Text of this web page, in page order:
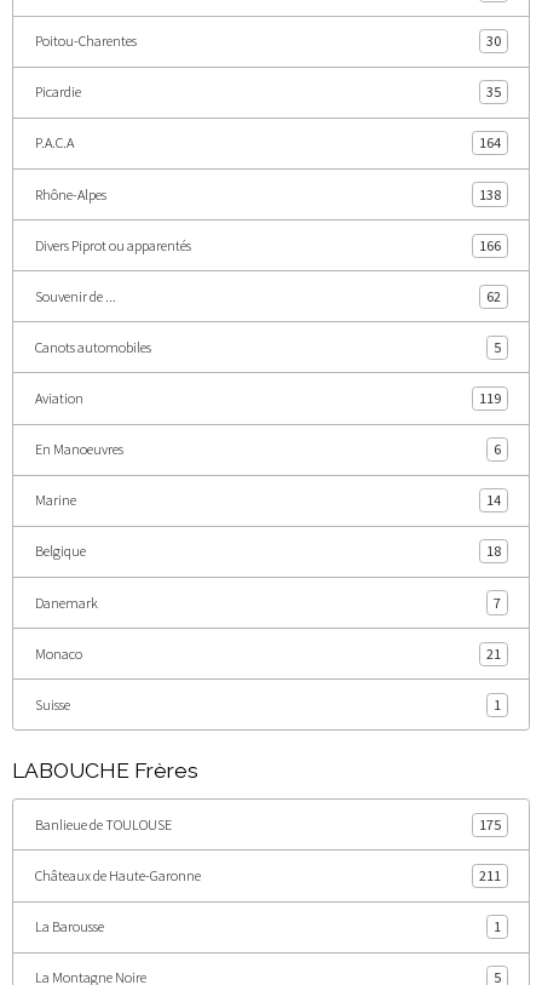
Poitou-Charentes 30
Picardie 35
P.A.C.A 164
Rhône-Alpes 138
Divers Piprot ou apparentés 166
Souvenir de ... 62
Canots automobiles 5
Aviation 119
En Manoeuvres 6
Marine 14
Belgique 18
Danemark 7
Monaco 21
Suisse 1
LABOUCHE Frères
Banlieue de TOULOUSE 175
Châteaux de Haute-Garonne 211
La Barousse 1
La Montagne Noire 5